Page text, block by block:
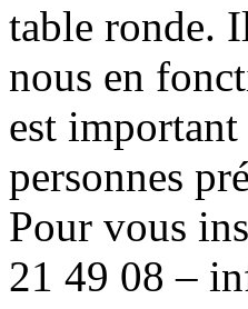
table ronde.
nous en
est
personnes
Pour vous
21 49 08 –